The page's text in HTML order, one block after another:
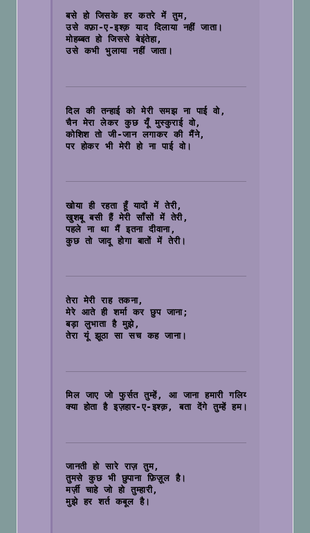
बसे हो जिसके हर कतरे में तुम,
उसे वफ़ा-ए-इश्क़ याद दिलाया नहीं जाता।
मोहब्बत हो जिससे बेइंतेहा,
उसे कभी भुलाया नहीं जाता।
दिल की तन्हाई को मेरी समझ ना पाई वो,
चैन मेरा लेकर कुछ यूँ मुस्कुराई वो,
कोशिश तो जी-जान लगाकर की मैंने,
पर होकर भी मेरी हो ना पाई वो।
खोया ही रहता हूँ यादों में तेरी,
खुशबू बसी हैं मेरी साँसों में तेरी,
पहले ना था मैं इतना दीवाना,
कुछ तो जादू होगा बातों में तेरी।
तेरा मेरी राह तकना,
मेरे आते ही शर्मा कर छुप जाना;
बड़ा लुभाता है मुझे,
तेरा यूं झूठा सा सच कह जाना।
मिल जाए जो फुर्सत तुम्हें, आ जाना हमारी गलियों में,
क्या होता है इज़हार-ए-इश्क़, बता देंगे तुम्हें हम।
जानती हो सारे राज़ तुम,
तुमसे कुछ भी छुपाना फ़िज़ूल है।
मर्ज़ी चाहे जो हो तुम्हारी,
मुझे हर शर्त कबूल है।